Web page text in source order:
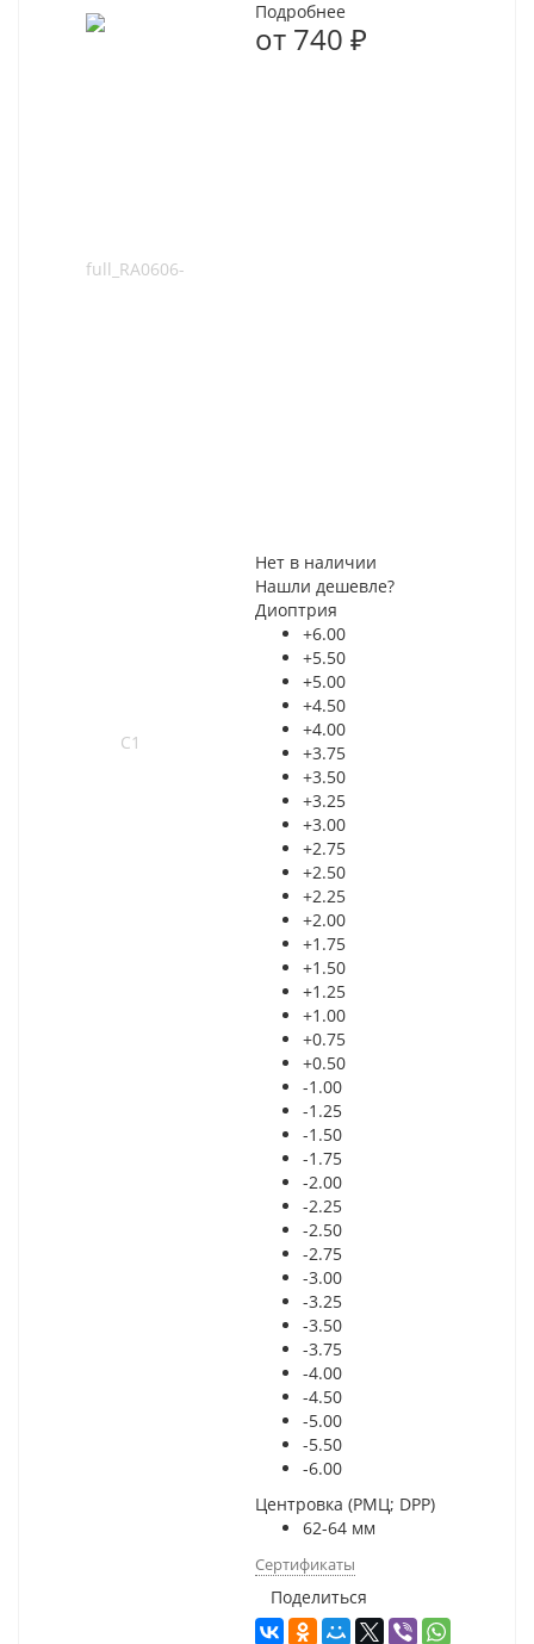
Подробнее
от 740 ₽
Нет в наличии
Нашли дешевле?
Диоптрия
+6.00
+5.50
+5.00
+4.50
+4.00
+3.75
+3.50
+3.25
+3.00
+2.75
+2.50
+2.25
+2.00
+1.75
+1.50
+1.25
+1.00
+0.75
+0.50
-1.00
-1.25
-1.50
-1.75
-2.00
-2.25
-2.50
-2.75
-3.00
-3.25
-3.50
-3.75
-4.00
-4.50
-5.00
-5.50
-6.00
Центровка (РМЦ; DPP)
62-64 мм
Сертификаты
Поделиться